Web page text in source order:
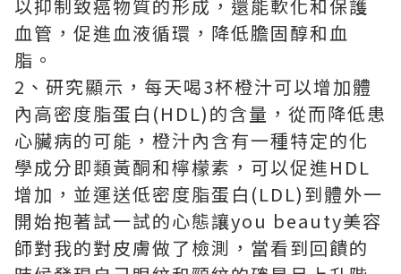
以抑制致癌物質的形成，還能軟化和保護
血管，促進血液循環，降低膽固醇和血
脂。
2、研究顯示，每天喝3杯橙汁可以增加體
內高密度脂蛋白(HDL)的含量，從而降低患
心臟病的可能，橙汁內含有一種特定的化
學成分即類黃酮和檸檬素，可以促進HDL
增加，並運送低密度脂蛋白(LDL)到體外一
開始抱著試一試的心態讓you beauty美容
師對我的對皮膚做了檢測，當看到回饋的